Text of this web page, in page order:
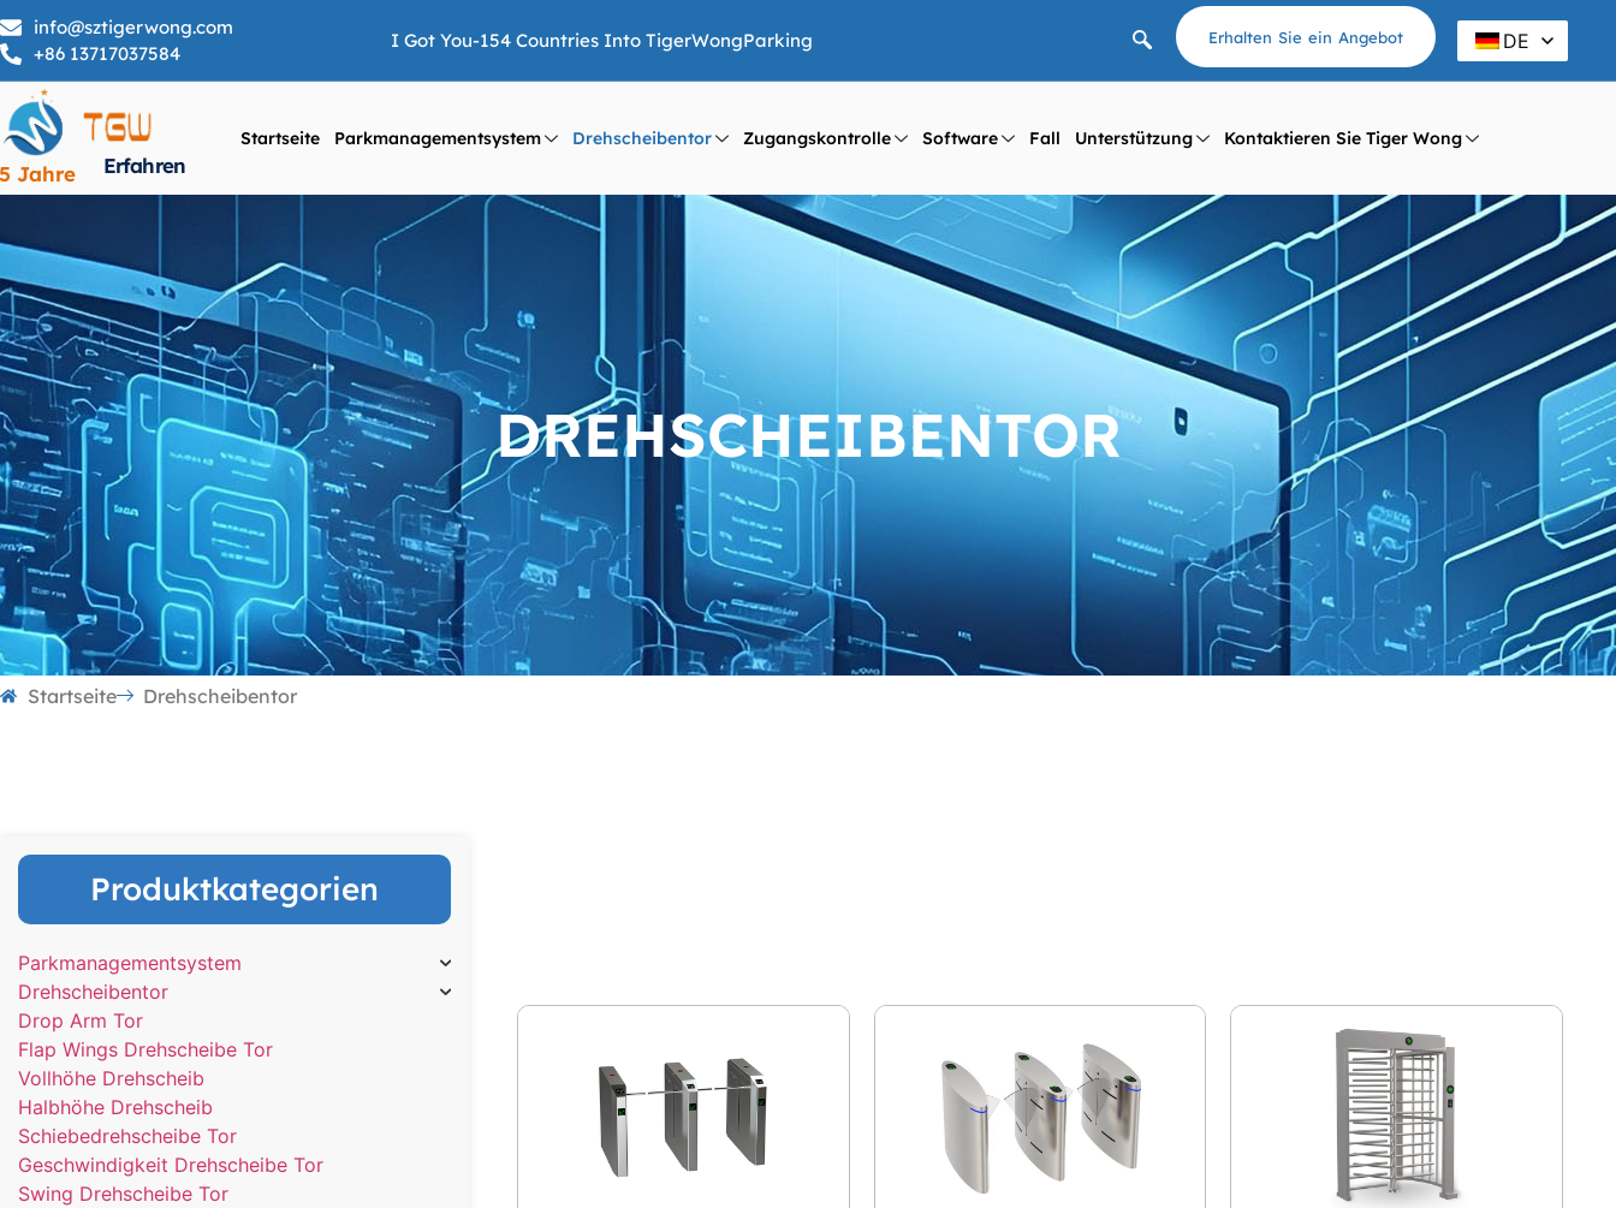
info@sztigerwong.com
+86 13717037584
I Got You-154 Countries Into TigerWongParking Erhalten Sie ein Angebot DE
Jahre Erfahren
Startseite Parkmanagementsystem Drehscheibentor Zugangskontrolle Software Fall Unterstützung Kontaktieren Sie Tiger Wong
DREHSCHEIBENTOR
Startseite Drehscheibentor
Produktkategorien
Parkmanagementsystem
Drehscheibentor
Drop Arm Tor
Flap Wings Drehscheibe Tor
Vollhöhe Drehscheib
Halbhöhe Drehscheib
Schiebedrehscheibe Tor
Geschwindigkeit Drehscheibe Tor
Swing Drehscheibe Tor
Drehscheibe Tor, Schaukeltor, Klappe Drehscheibe Tor, Schiebedrehscheibe Tor, Geschwindigkeit Drehscheibe Tor,
Vollhöhe Drehscheibe, halbe Höhe Drehscheibe, etc., die den Zugangsmanagement Bedürfnisse verschiedener
Orte wie Schulen, Stadien, Krankenhäuser, Verkehrsknoten, Unternehmensgebäude, Themenparks, Outdoor-
Konzert und so weiter erfüllen können.